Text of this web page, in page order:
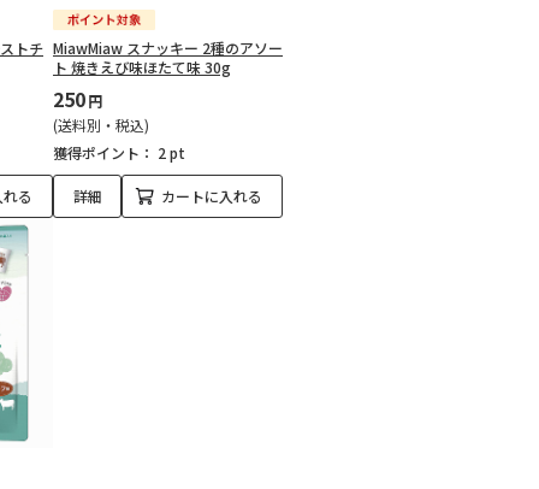
トチ
る
MiawMiaw スナッキー 2種のアソー
ト 焼きえび味ほたて味 30g
250円
(送料別・税込)
獲得ポイント： 2 pt
詳細 カートに入れる